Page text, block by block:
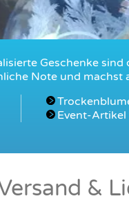
Geschenke sind
Note und
Event-Artikel
&